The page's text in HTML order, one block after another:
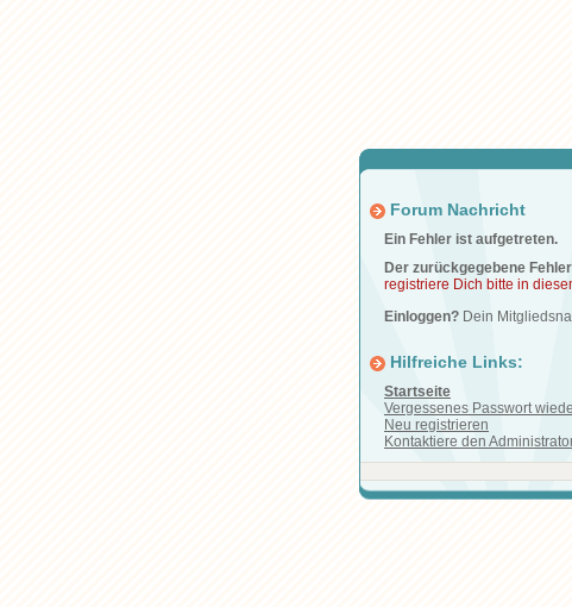
Forum Nachricht
Ein Fehler ist aufgetreten.
Der zurückgegebene
registriere Dich bitte in
Einloggen? Dein
Hilfreiche Links:
Startseite
Vergessenes Passwort
Neu registrieren
Kontaktiere den